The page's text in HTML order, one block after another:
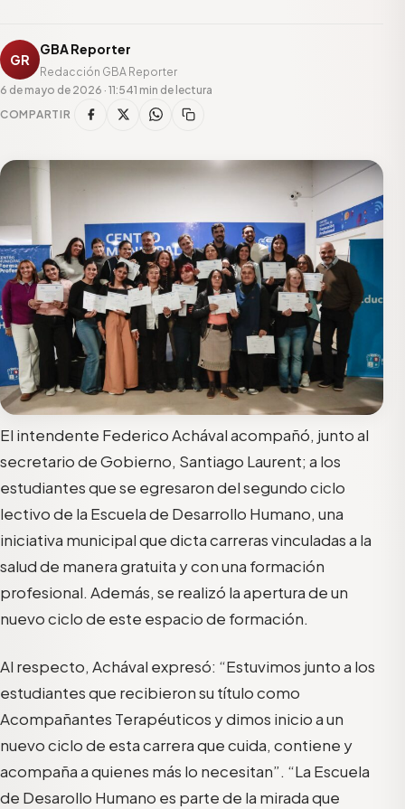
GR
GBA Reporter
Redacción GBA Reporter
6 de mayo de 2026 · 11:541 min de lectura
COMPARTIR
El intendente Federico Achával acompañó, junto al
secretario de Gobierno, Santiago Laurent; a los
estudiantes que se egresaron del segundo ciclo
lectivo de la Escuela de Desarrollo Humano, una
iniciativa municipal que dicta carreras vinculadas a la
salud de manera gratuita y con una formación
profesional. Además, se realizó la apertura de un
nuevo ciclo de este espacio de formación.
Al respecto, Achával expresó: “Estuvimos junto a los
estudiantes que recibieron su título como
Acompañantes Terapéuticos y dimos inicio a un
nuevo ciclo de esta carrera que cuida, contiene y
acompaña a quienes más lo necesitan”. “La Escuela
de Desarollo Humano es parte de la mirada que